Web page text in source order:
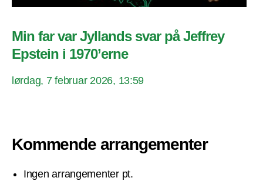
Min far var Jyllands svar på Jeffrey
Epstein i 1970’erne
lørdag, 7 februar 2026, 13:59
Kommende arrangementer
Ingen arrangementer pt.